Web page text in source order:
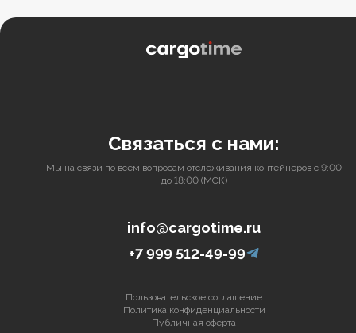
Связаться с нами:
Мы на связи по всем вопросам отслеживания контейнеров с 9:00
до 18:00 (МСК)
info@cargotime.ru
+7 999 512-49-99
Пользовательское соглашение
Политика конфиденциальности
Публичная оферта